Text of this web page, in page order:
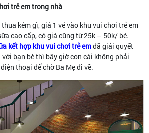
trẻ em trong nhà
kém gì, giá 1 vé vào khu vui chơi trẻ em
cao cấp, có giá cũng từ 25k – 50k/ bé.
kết hợp khu vui chơi trẻ emđã giải quyết
bạn bè thì bây giờ con cái không phải
thoại để chờ Ba Mẹ đi về.